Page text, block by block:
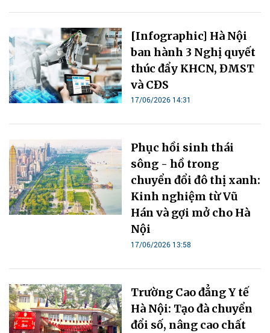
[Infographic] Hà Nội
ban hành 3 Nghị quyết
thúc đẩy KHCN, ĐMST
và CĐS
17/06/2026 14:31
Phục hồi sinh thái
sông - hồ trong
chuyển đổi đô thị xanh:
Kinh nghiệm từ Vũ
Hán và gợi mở cho Hà
Nội
17/06/2026 13:58
Trường Cao đẳng Y tế
Hà Nội: Tạo đà chuyển
đổi số, nâng cao chất